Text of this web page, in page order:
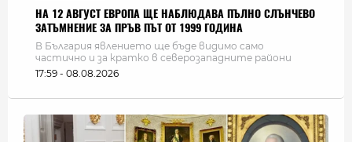
НА 12 АВГУСТ ЕВРОПА ЩЕ НАБЛЮДАВА ПЪЛНО СЛЪНЧЕВО
ЗАТЪМНЕНИЕ ЗА ПРЪВ ПЪТ ОТ 1999 ГОДИНА
В България явлението ще бъде видимо само
частично и за кратко в северозападните райони
17:59 - 08.08.2026